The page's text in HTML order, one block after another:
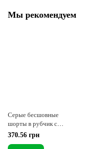
Мы рекомендуем
Серые бесшовные
шорты в рубчик с
ПушАп S/M
370.56 грн